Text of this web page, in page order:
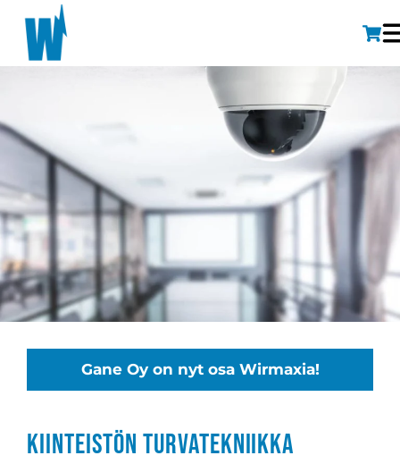
Gane Oy on nyt osa Wirmaxia!
Kiinteistön turvatekniikka